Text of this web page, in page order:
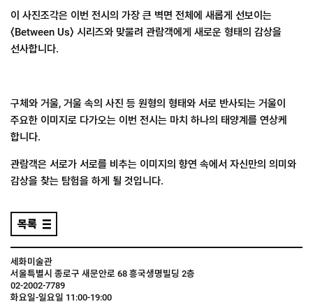
이 사진조각은 이번 전시의 가장 큰 벽면 전체에 새롭게 선보이는
〈Between Us〉 시리즈와 맞물려 관람객에게 새로운 형태의 감상을
선사합니다.
구체와 거울, 거울 속의 사진 등 원형의 형태와 서로 반사되는 거울이
주요한 이미지로 다가오는 이번 전시는 마치 하나의 태양계를 연상케
합니다.
​관람객은 서로가 서로를 비추는 이미지의 향연 속에서 자신만의 의미와
감상을 찾는 탐험을 하게 될 것입니다.
목록
세화미술관
서울특별시 종로구 새문안로 68 흥국생명빌딩 2층
02-2002-7789
화요일-일요일 11:00-19:00